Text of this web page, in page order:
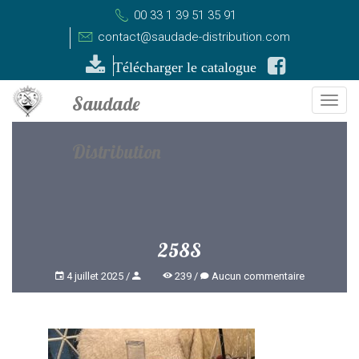
00 33 1 39 51 35 91
contact@saudade-distribution.com
Télécharger le catalogue
258S
4 juillet 2025 239 Aucun commentaire